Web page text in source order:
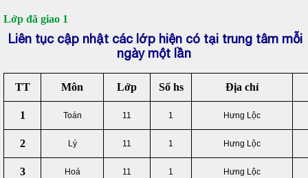
Lớp đã giao 1
Liên tục cập nhật các lớp hiện có tại trung tâm mỗi
ngày một lần
TT Môn Lớp Số hs Địa chỉ
1 Toán 11 1 Hưng Lộc
2 Lý 11 1 Hưng Lộc
3 Hoá 11 1 Hưng Lộc